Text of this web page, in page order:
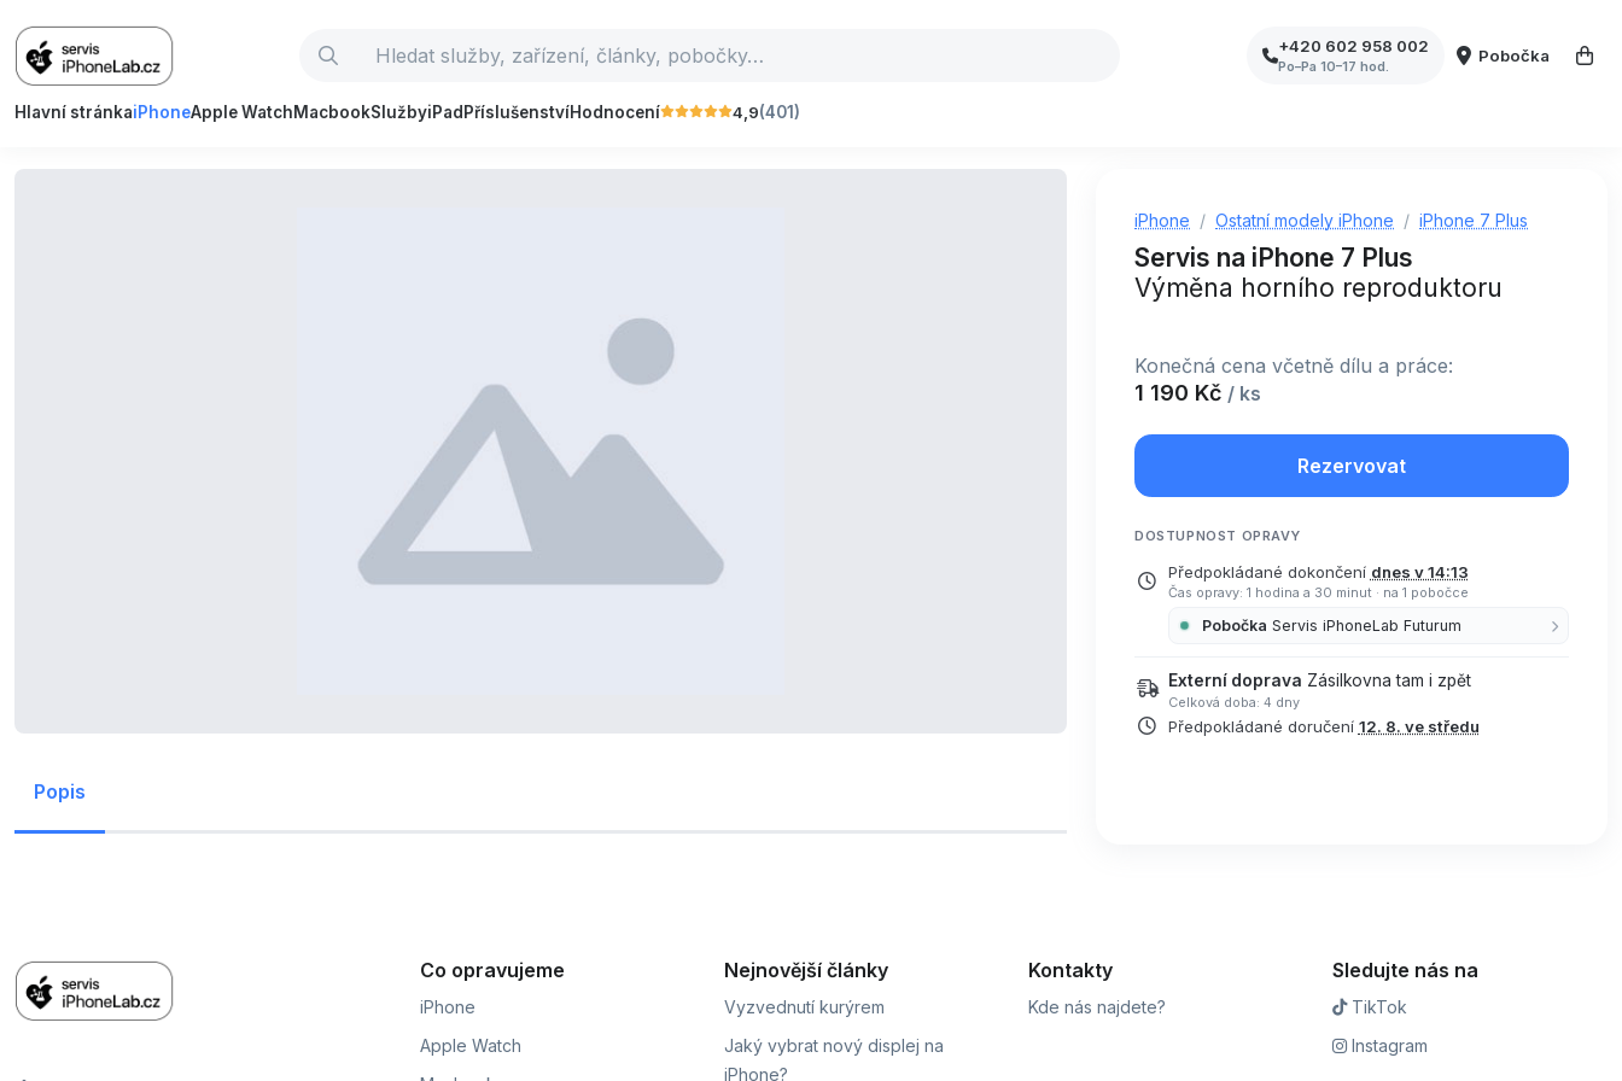
+420 602 958 002
Po–Pa 10–17 hod.
Pobočka
Hlavní stránkaiPhoneApple WatchMacbookSlužbyiPad PříslušenstvíHodnocení 4,9(401)
Popis
iPhone Ostatní modely iPhone iPhone 7 Plus
Servis na iPhone 7 Plus
Výměna horního reproduktoru
Konečná cena včetně dílu a práce:
1 190 Kč / ks
Rezervovat
DOSTUPNOST OPRAVY
Předpokládané dokončení dnes v 14:13
Čas opravy: 1 hodina a 30 minut · na 1 pobočce
Pobočka Servis iPhoneLab Futurum
Externí doprava Zásilkovna tam i zpět
Celková doba: 4 dny
Předpokládané doručení 12. 8. ve středu
Co opravujeme
iPhone
Apple Watch
Nejnovější články
Vyzvednutí kurýrem
Jaký vybrat nový displej na
iPhone?
Kontakty
Kde nás najdete?
Sledujte nás na
TikTok
Instagram